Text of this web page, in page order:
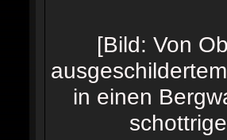
[Bild: Von
in einen